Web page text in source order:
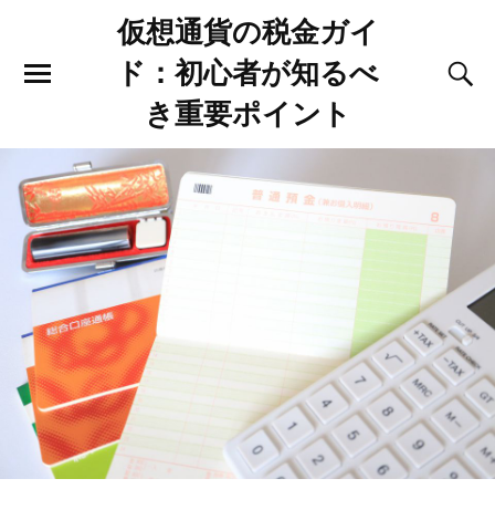
仮想通貨の税金ガイ
ド：初心者が知るべ
き重要ポイント